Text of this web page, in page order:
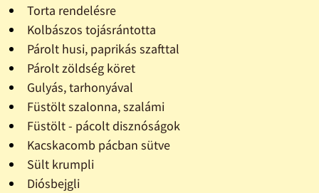
Torta rendelésre
Kolbászos tojásrántotta
Párolt husi, paprikás szafttal
Párolt zöldség köret
Gulyás, tarhonyával
Füstölt szalonna, szalámi
Füstölt - pácolt disznóságok
Kacskacomb pácban sütve
Sült krumpli
Diósbejgli